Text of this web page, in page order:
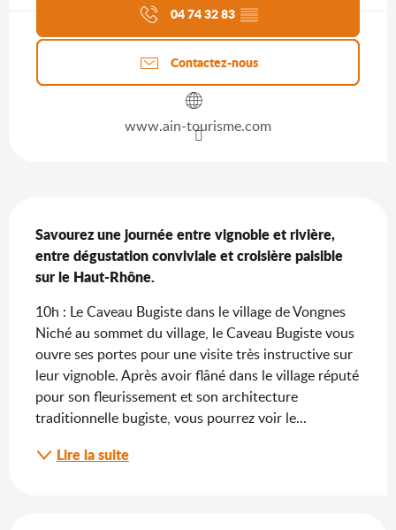
04 74 32 83 ▒▒
Contactez-nous
www.ain-tourisme.com
Savourez une journée entre vignoble et rivière,
entre dégustation conviviale et croisière paisible
sur le Haut-Rhône.
10h : Le Caveau Bugiste dans le village de Vongnes
Niché au sommet du village, le Caveau Bugiste vous
ouvre ses portes pour une visite très instructive sur
leur vignoble. Après avoir flâné dans le village réputé
pour son fleurissement et son architecture
traditionnelle bugiste, vous pourrez voir le...
Lire la suite